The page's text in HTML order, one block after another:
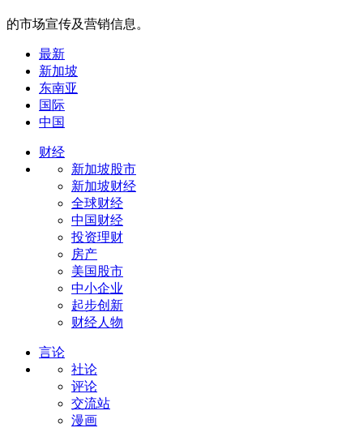
的市场宣传及营销信息。
最新
新加坡
东南亚
国际
中国
财经
新加坡股市
新加坡财经
全球财经
中国财经
投资理财
房产
美国股市
中小企业
起步创新
财经人物
言论
社论
评论
交流站
漫画